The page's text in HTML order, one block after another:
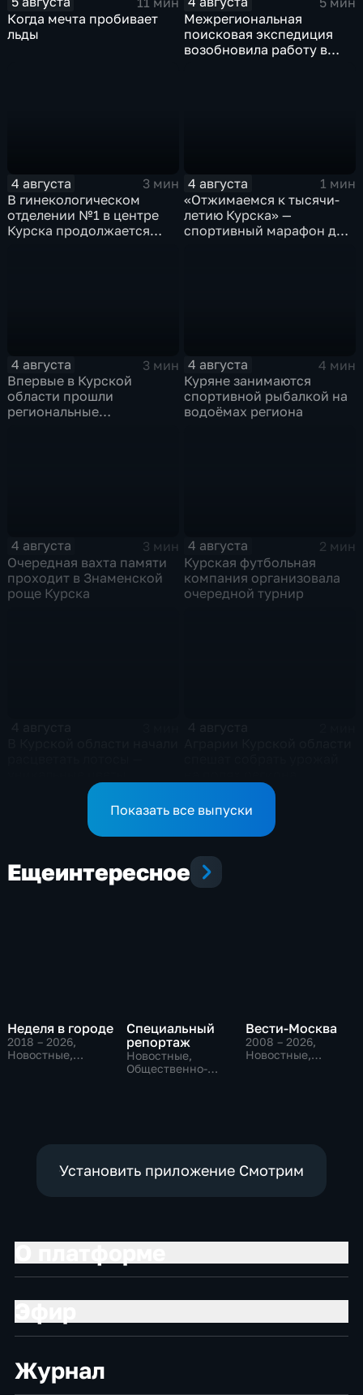
Когда мечта пробивает
льды
Межрегиональная
поисковая экспедиция
возобновила работу в
4 августа
3 мин
В гинекологическом
отделении №1 в центре
Курска продолжается
4 августа
1 мин
«Отжимаемся к тысячи-
летию Курска» —
спортивный марафон для
4 августа
3 мин
Впервые в Курской
области прошли
региональные
4 августа
4 мин
Куряне занимаются
спортивной рыбалкой на
водоёмах региона
4 августа
3 мин
Очередная вахта памяти
проходит в Знаменской
роще Курска
4 августа
2 мин
Курская футбольная
компания организовала
очередной турнир
Показать все выпуски
Ещеинтересное
Неделя в городе
2018 – 2026,
Новостные,
Специальный
репортаж
Новостные,
Общественно-
Вести-Москва
2008 – 2026,
Новостные,
Установить приложение Смотрим
Журнал